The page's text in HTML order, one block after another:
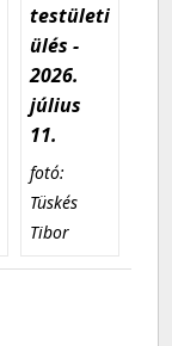
testületi
ülés -
2026.
július
11.
fotó:
Tüskés
Tibor